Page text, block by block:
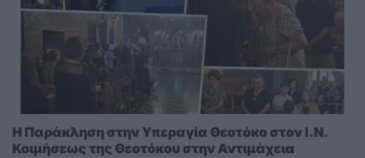
Η Παράκληση στην Υπεραγία Θεοτόκο στoν I.N.
Κοιμήσεως της Θεοτόκου στην Αντιμάχεια